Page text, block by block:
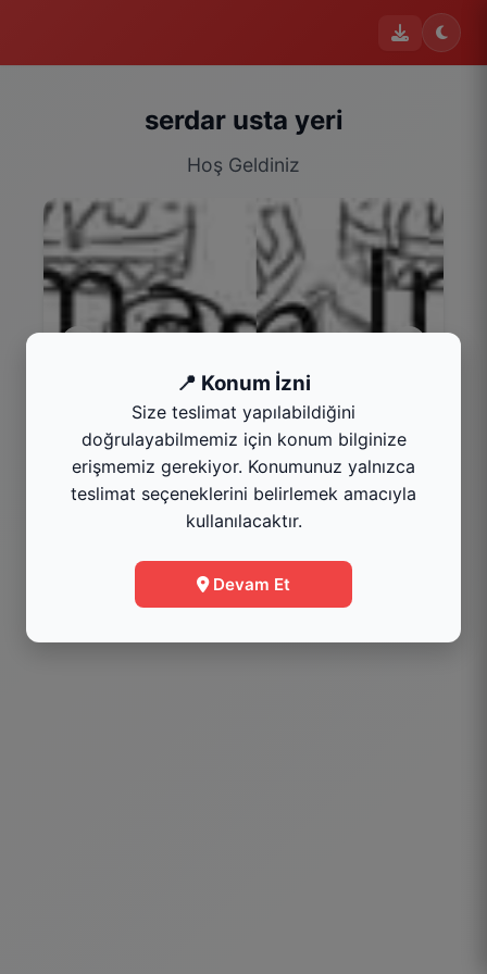
serdar usta yeri
Hoş Geldiniz
İçecekler
Kategoriyi Gör
Menüye Git
Bilgi
📍 Konum İzni
Size teslimat yapılabildiğini
doğrulayabilmemiz için konum bilginize
erişmemiz gerekiyor. Konumunuz yalnızca
teslimat seçeneklerini belirlemek amacıyla
kullanılacaktır.
Devam Et